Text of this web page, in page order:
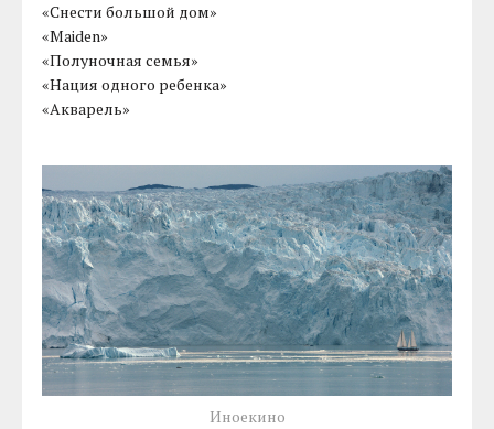
«Снести большой дом»
«Maiden»
«Полуночная семья»
«Нация одного ребенка»
«Акварель»
Иноекино